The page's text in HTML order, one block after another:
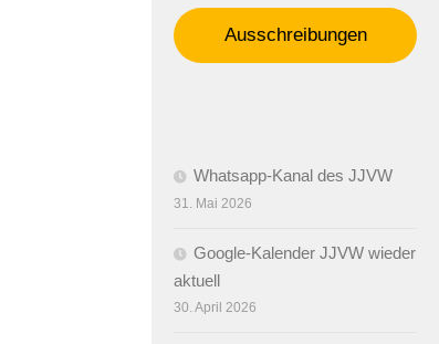
Ausschreibungen
Whatsapp-Kanal des JJVW
31. Mai 2026
Google-Kalender JJVW wieder
aktuell
30. April 2026